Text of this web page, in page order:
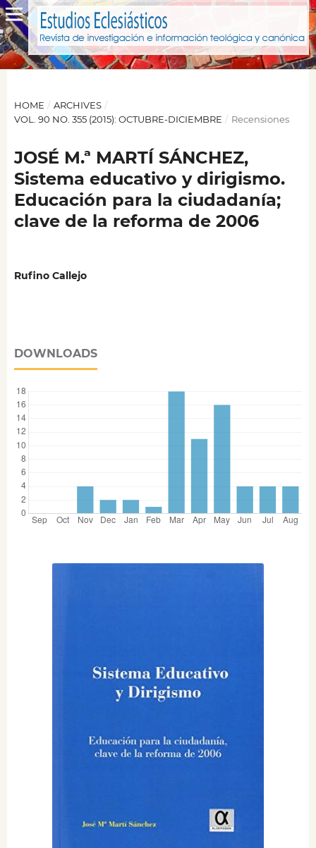
HOME / ARCHIVES /
VOL. 90 NO. 355 (2015): OCTUBRE-DICIEMBRE / Recensiones
JOSÉ M.ª MARTÍ SÁNCHEZ,
Sistema educativo y dirigismo.
Educación para la ciudadanía;
clave de la reforma de 2006
Rufino Callejo
DOWNLOADS